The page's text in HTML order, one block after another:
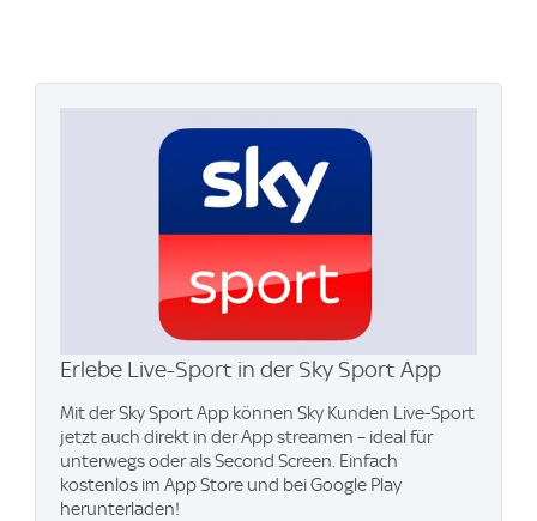
Erlebe Live-Sport in der Sky Sport App
Mit der Sky Sport App können Sky Kunden Live-Sport
jetzt auch direkt in der App streamen – ideal für
unterwegs oder als Second Screen. Einfach
kostenlos im App Store und bei Google Play
herunterladen!